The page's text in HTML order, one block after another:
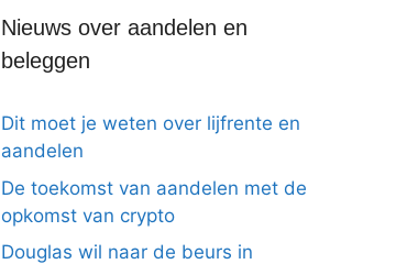
Nieuws over aandelen en
beleggen
Dit moet je weten over lijfrente en
aandelen
De toekomst van aandelen met de
opkomst van crypto
Douglas wil naar de beurs in